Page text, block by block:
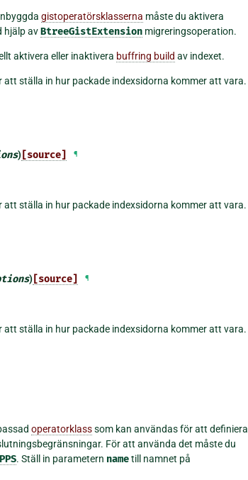
gistoperatörsklasserna måste du aktivera
hjälp avBtreeGistExtensionmigreringsoperation.
aktivera eller inaktivera buffring build av indexet.
att ställa in hur packade indexsidorna kommer att vara.
) [source] ¶
att ställa in hur packade indexsidorna kommer att vara.
) [source] ¶
att ställa in hur packade indexsidorna kommer att vara.
operatorklasssom kan användas för att definiera
För att använda det måste du
. Ställ in parametern nametill namnet på